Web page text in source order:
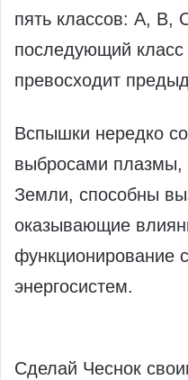
пять классов: A, B,
последующий класс
превосходит
Вспышки нередко
выбросами плазмы,
Земли, способны
оказывающие
функционирование
энергосистем.
Сделай Чеснок